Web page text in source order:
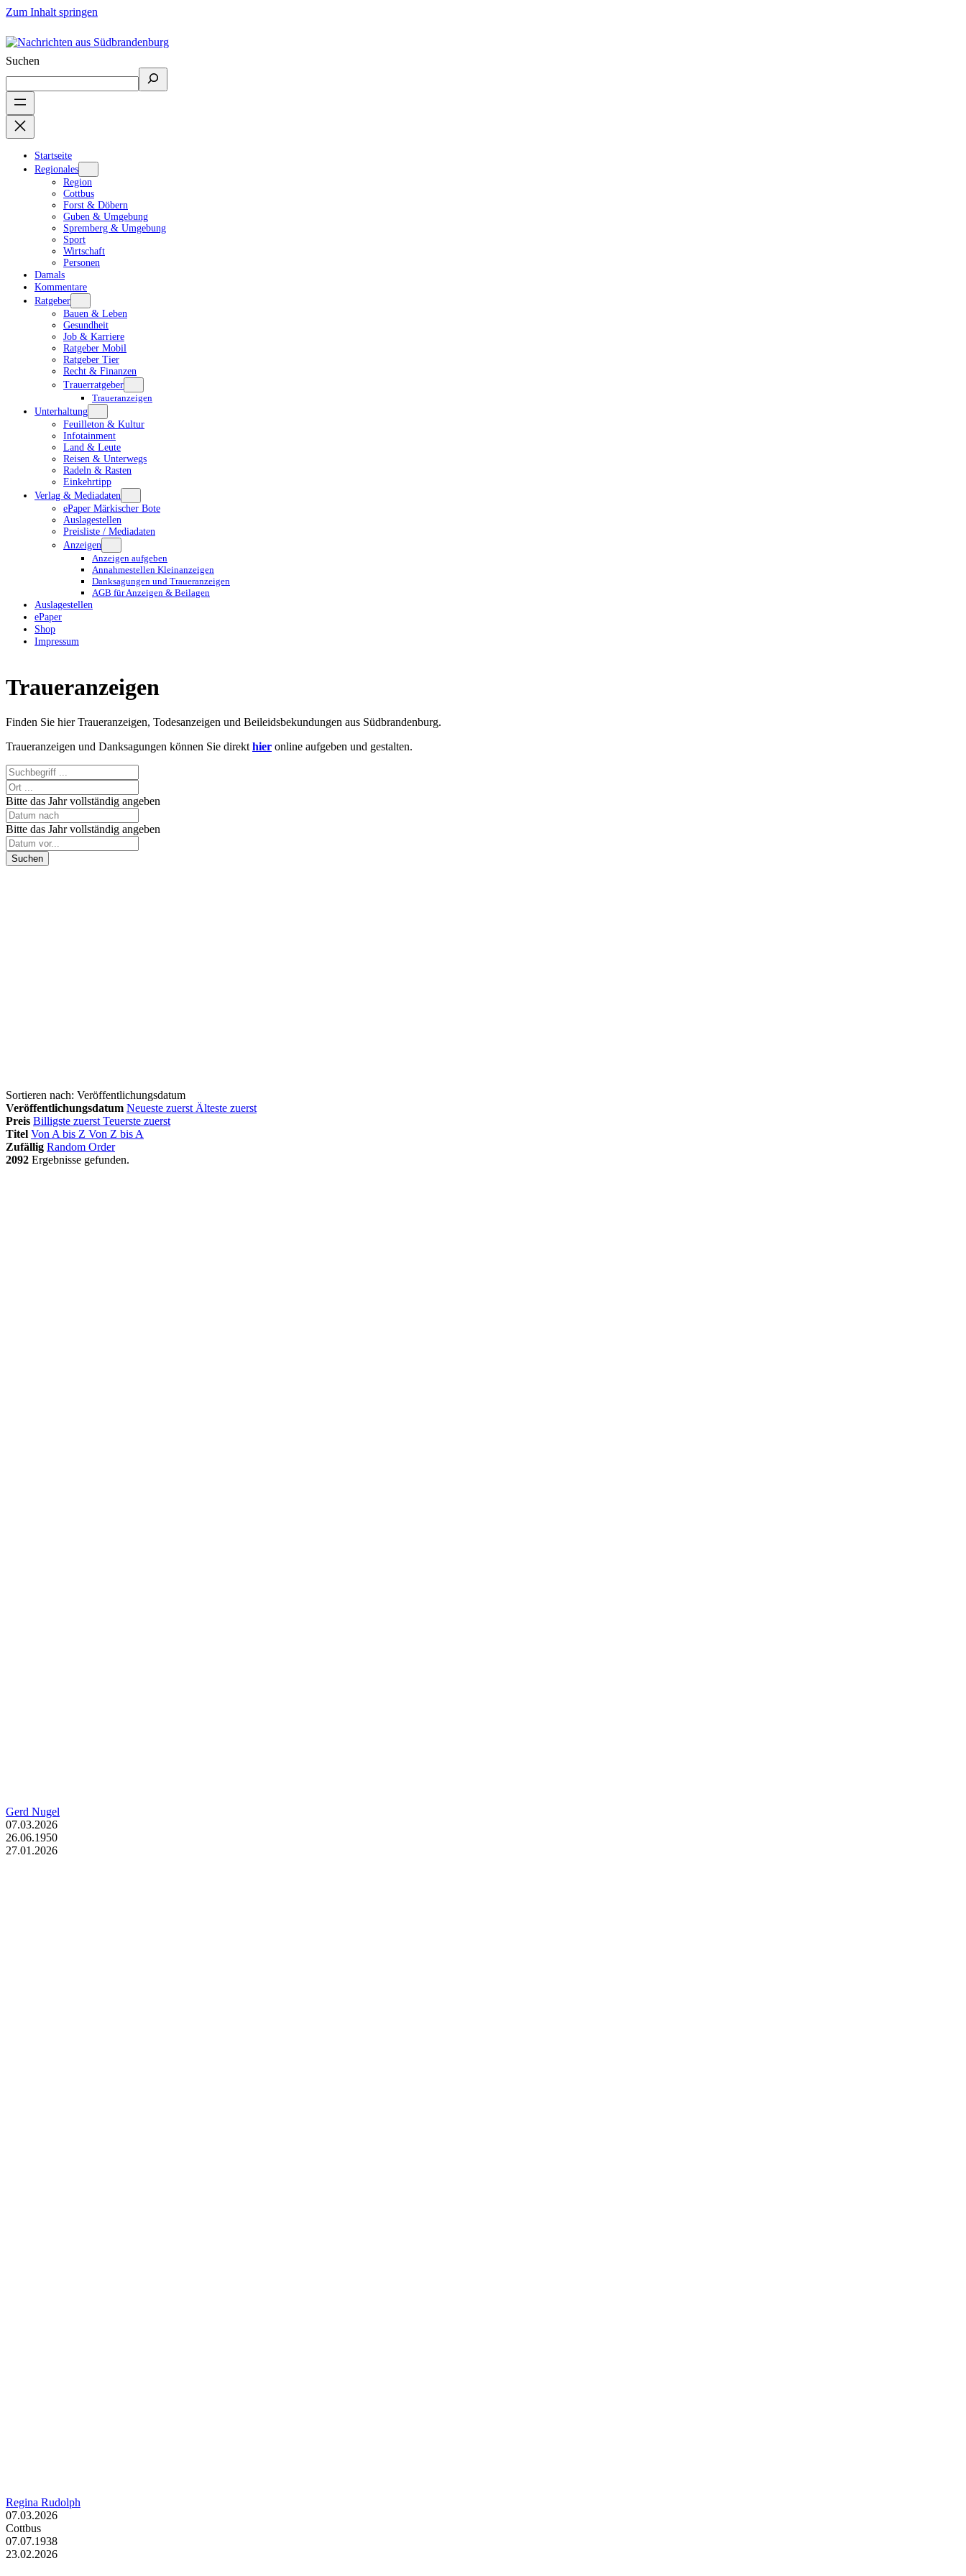
Zum Inhalt springen
Suchen
Startseite
Regionales
Region
Cottbus
Forst & Döbern
Guben & Umgebung
Spremberg & Umgebung
Sport
Wirtschaft
Personen
Damals
Kommentare
Ratgeber
Bauen & Leben
Gesundheit
Job & Karriere
Ratgeber Mobil
Ratgeber Tier
Recht & Finanzen
Trauerratgeber
Traueranzeigen
Unterhaltung
Feuilleton & Kultur
Infotainment
Land & Leute
Reisen & Unterwegs
Radeln & Rasten
Einkehrtipp
Verlag & Mediadaten
ePaper Märkischer Bote
Auslagestellen
Preisliste / Mediadaten
Anzeigen
Anzeigen aufgeben
Annahmestellen Kleinanzeigen
Danksagungen und Traueranzeigen
AGB für Anzeigen & Beilagen
Auslagestellen
ePaper
Shop
Impressum
Traueranzeigen
Finden Sie hier Traueranzeigen, Todesanzeigen und Beileidsbekundungen aus Südbrandenburg.
Traueranzeigen und Danksagungen können Sie direkt hier online aufgeben und gestalten.
Bitte das Jahr vollständig angeben
Bitte das Jahr vollständig angeben
Suchen
Sortieren nach: Veröffentlichungsdatum
Veröffentlichungsdatum Neueste zuerst Älteste zuerst
Preis Billigste zuerst Teuerste zuerst
Titel Von A bis Z Von Z bis A
Zufällig Random Order
2092 Ergebnisse gefunden.
Gerd Nugel
07.03.2026
26.06.1950
27.01.2026
Regina Rudolph
07.03.2026
Cottbus
07.07.1938
23.02.2026